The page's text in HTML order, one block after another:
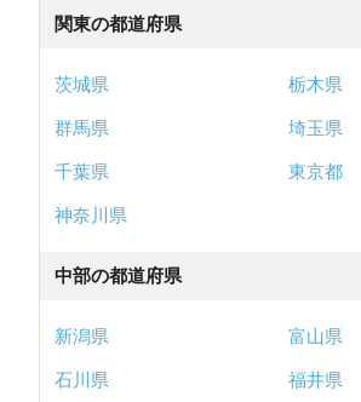
関東の都道府県
茨城県
栃木県
群馬県
埼玉県
千葉県
東京都
神奈川県
中部の都道府県
新潟県
富山県
石川県
福井県